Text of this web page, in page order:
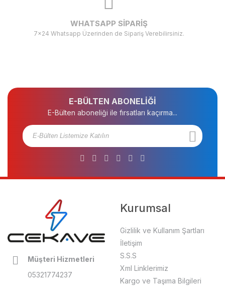
WHATSAPP SİPARİŞ
7x24 Whatsapp Üzerinden de Sipariş Verebilirsiniz.
E-BÜLTEN ABONELİĞİ
E-Bülten aboneliği ile fırsatları kaçırma...
Müşteri Hizmetleri
05321774237
Kurumsal
Gizlilik ve Kullanım Şartları
İletişim
S.S.S
Xml Linklerimiz
Kargo ve Taşıma Bilgileri